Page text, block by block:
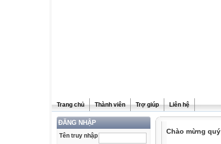
Trang chủ Thành viên Trợ giúp Liên hệ
ĐĂNG NHẬP
Tên truy nhập
Chào mừng